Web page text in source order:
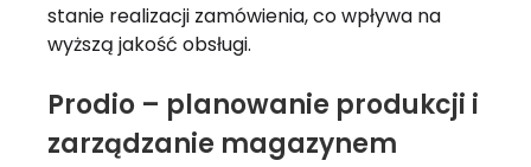
stanie realizacji zamówienia, co wpływa na
wyższą jakość obsługi.
Prodio – planowanie produkcji i
zarządzanie magazynem